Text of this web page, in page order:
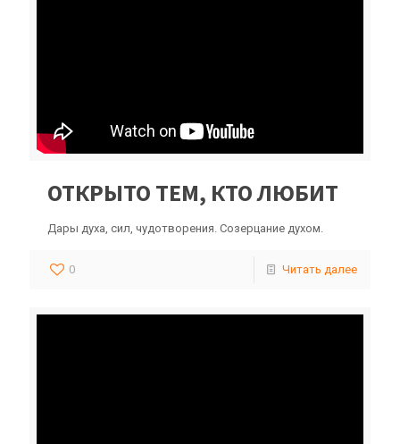
ОТКРЫТО ТЕМ, КТО ЛЮБИТ
Дары духа, сил, чудотворения. Созерцание духом.
0 Читать далее